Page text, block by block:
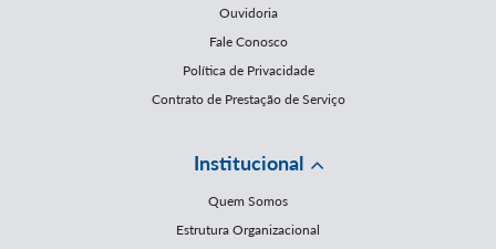
Ouvidoria
Fale Conosco
Política de Privacidade
Contrato de Prestação de Serviço
Institucional
Quem Somos
Estrutura Organizacional